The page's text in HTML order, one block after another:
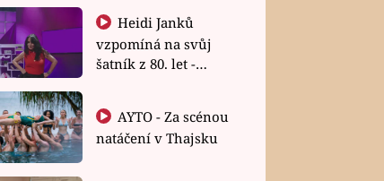
Heidi Janků
vzpomíná na svůj
šatník z 80. let -
natáčení v Thajsku